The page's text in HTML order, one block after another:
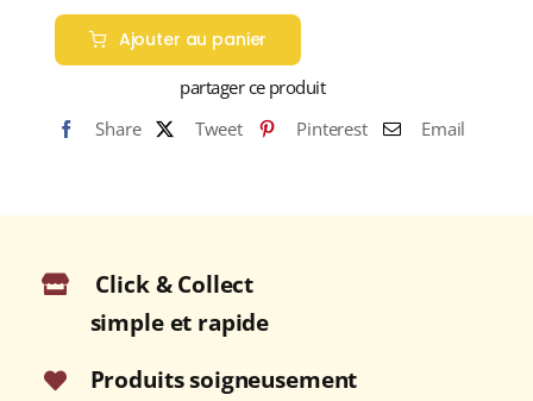
de
GLENFIDDICH
18
Small
40%
Malt
WHISKY
(ÉCOSSE
/
Ajouter au panier
partager ce produit
Share
Tweet Pinterest Email
Click & Collect
simple et rapide
Produits soigneusement